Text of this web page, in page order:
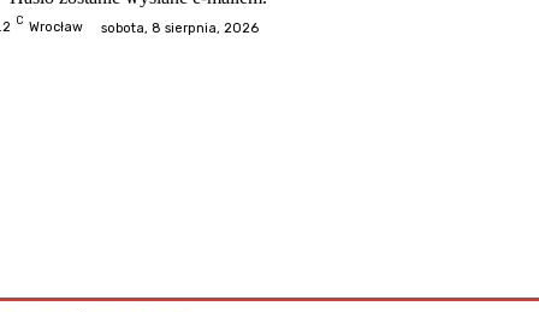
C Wrocław sobota, 8 sierpnia, 2026